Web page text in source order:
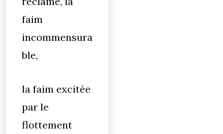
faim
incommensura
ble,
la faim excitée
par le
flottement